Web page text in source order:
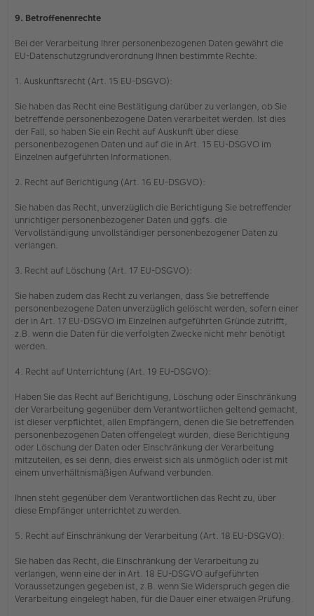
9. Betroffenenrechte
Bei der Verarbeitung Ihrer personenbezogenen Daten gewährt die
EU-Datenschutzgrundverordnung Ihnen bestimmte Rechte:
1. Auskunftsrecht (Art. 15 EU-DSGVO):
Sie haben das Recht eine Bestätigung darüber zu verlangen, ob Sie
betreffende personenbezogene Daten verarbeitet werden. Ist dies
der Fall, so haben Sie ein Recht auf Auskunft über diese
personenbezogenen Daten und auf die in Art. 15 EU-DSGVO im
Einzelnen aufgeführten Informationen.
2. Recht auf Berichtigung (Art. 16 EU-DSGVO):
Sie haben das Recht, unverzüglich die Berichtigung Sie betreffender
unrichtiger personenbezogener Daten und ggfs. die
Vervollständigung unvollständiger personenbezogener Daten zu
verlangen.
3. Recht auf Löschung (Art. 17 EU-DSGVO):
Sie haben zudem das Recht zu verlangen, dass Sie betreffende
personenbezogene Daten unverzüglich gelöscht werden, sofern einer
der in Art. 17 EU-DSGVO im Einzelnen aufgeführten Gründe zutrifft,
z.B. wenn die Daten für die verfolgten Zwecke nicht mehr benötigt
werden.
4. Recht auf Unterrichtung (Art. 19 EU-DSGVO):
Haben Sie das Recht auf Berichtigung, Löschung oder Einschränkung
der Verarbeitung gegenüber dem Verantwortlichen geltend gemacht,
ist dieser verpflichtet, allen Empfängern, denen die Sie betreffenden
personenbezogenen Daten offengelegt wurden, diese Berichtigung
oder Löschung der Daten oder Einschränkung der Verarbeitung
mitzuteilen, es sei denn, dies erweist sich als unmöglich oder ist mit
einem unverhältnismäßigen Aufwand verbunden.
Ihnen steht gegenüber dem Verantwortlichen das Recht zu, über
diese Empfänger unterrichtet zu werden.
5. Recht auf Einschränkung der Verarbeitung (Art. 18 EU-DSGVO):
Sie haben das Recht, die Einschränkung der Verarbeitung zu
verlangen, wenn eine der in Art. 18 EU-DSGVO aufgeführten
Voraussetzungen gegeben ist, z.B. wenn Sie Widerspruch gegen die
Verarbeitung eingelegt haben, für die Dauer einer etwaigen Prüfung.